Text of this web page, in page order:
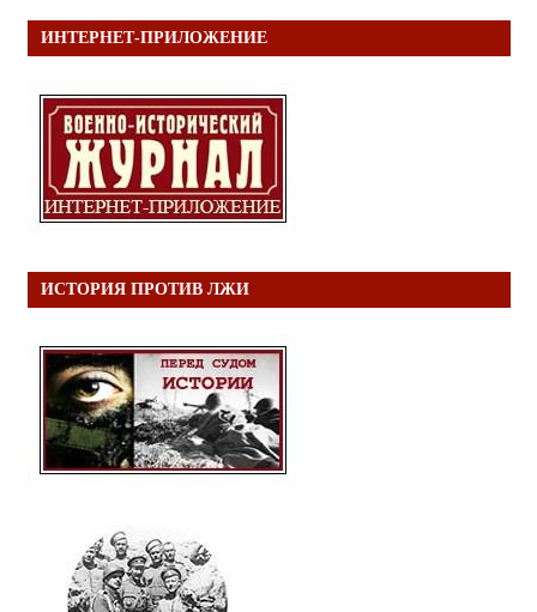
ИНТЕРНЕТ-ПРИЛОЖЕНИЕ
ИСТОРИЯ ПРОТИВ ЛЖИ